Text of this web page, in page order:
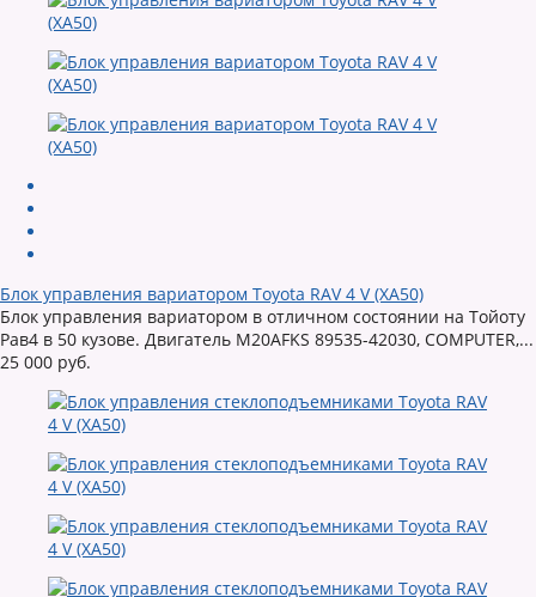
Блок управления вариатором Toyota RAV 4 V (XA50)
Блок управления вариатором в отличном состоянии на Тойоту
Рав4 в 50 кузове. Двигатель M20AFKS 89535-42030, COMPUTER,...
25 000 руб.